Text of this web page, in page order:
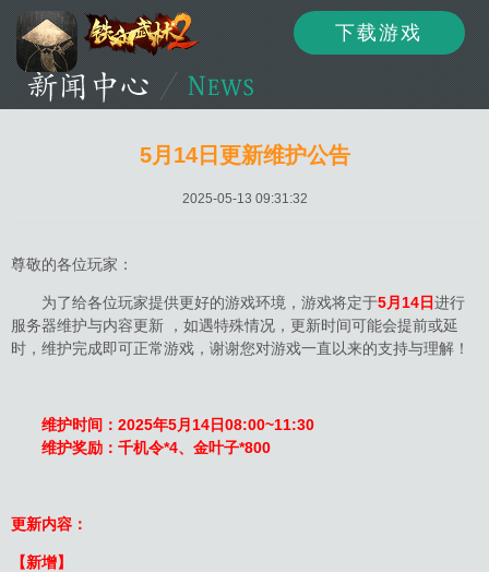
下载游戏
5月14日更新维护公告
2025-05-13 09:31:32
尊敬的各位玩家：
为了给各位玩家提供更好的游戏环境，游戏将定于5月14日进行
服务器维护与内容更新 ，如遇特殊情况，更新时间可能会提前或延
时，维护完成即可正常游戏，谢谢您对游戏一直以来的支持与理解！
维护时间：2025年5月14日08:00~11:30
维护奖励：千机令*4、金叶子*800
更新内容：
【新增】
资讯
论坛 下载 客服